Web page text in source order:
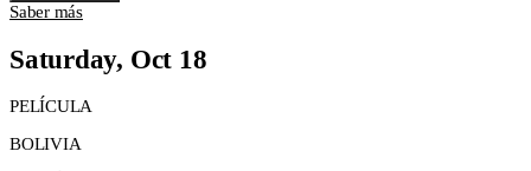
Saber más
Saturday, Oct 18
PELÍCULA
BOLIVIA